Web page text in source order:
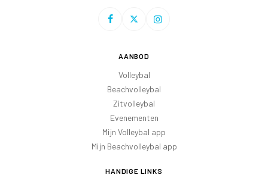
AANBOD
Volleybal
Beachvolleybal
Zitvolleybal
Evenementen
Mijn Volleybal app
Mijn Beachvolleybal app
HANDIGE LINKS